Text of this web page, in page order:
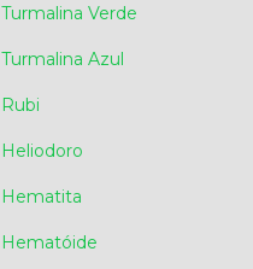
Turmalina Verde
Turmalina Azul
Rubi
Heliodoro
Hematita
Hematóide